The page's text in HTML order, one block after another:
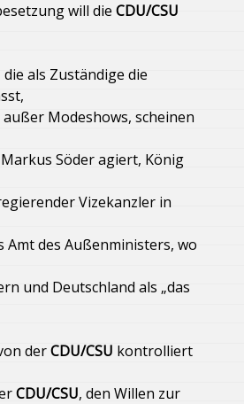
will die CDU/CSU
als Zuständige die
Modeshows, scheinen
Söder agiert, König
Vizekanzler in
Amt des Außenministers, wo
und Deutschland als „das
derCDU/CSU kontrolliert
CDU/CSU, den Willen zur